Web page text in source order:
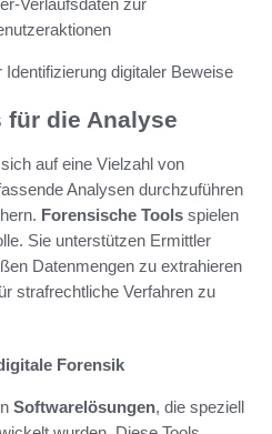
für die Analyse
auf eine Vielzahl von
Analysen durchzuführen
Forensische Tools spielen
Sie unterstützen Ermittler
Datenmengen zu extrahieren
strafrechtliche Verfahren zu
Forensik
Softwarelösungen, die speziell